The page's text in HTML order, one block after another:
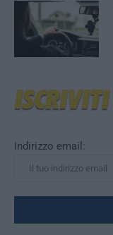
Indirizzo email: